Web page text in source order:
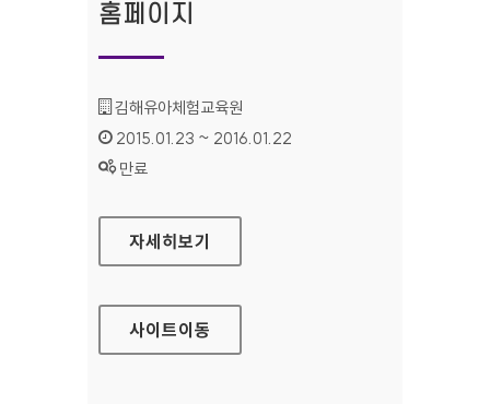
홈페이지
기관명 :
김해유아체험교육원
인증기간 :
2015.01.23 ~ 2016.01.22
상태 :
만료
김해유아체험교육원 홈페이지
자세히보기
사이트이동